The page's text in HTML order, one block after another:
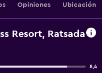
Opiniones Ubicación
Resort, Ratsada
8,4